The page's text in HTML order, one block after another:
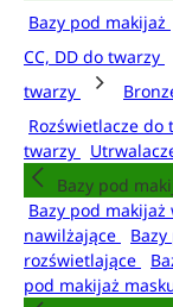
Bazy pod makijaż
CC, DD do twarzy
twarzy
Rozświetlacze do
twarzy
Bazy pod
Bazy pod makijaż
nawilżające
rozświetlające
pod makijaż